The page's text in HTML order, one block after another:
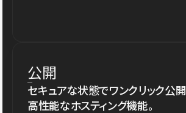
公開
セキュアな状態でワンクリック公開
高性能なホスティング機能。